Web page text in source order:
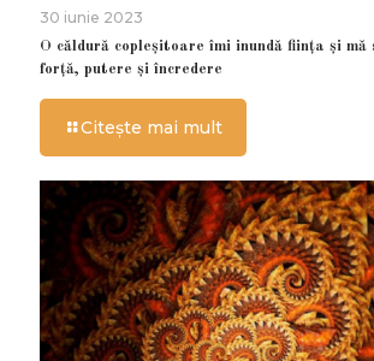
30 iunie 2023
O căldură copleșitoare îmi inundă ființa și mă
forță, putere și încredere
Citește mai mult